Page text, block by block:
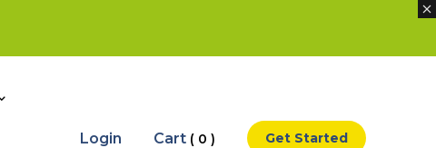
Login Cart ( 0 ) Get Started